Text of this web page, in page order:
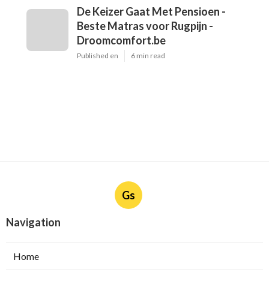
De Keizer Gaat Met Pensioen -
Beste Matras voor Rugpijn -
Droomcomfort.be
Published en 6 min read
Gs
Navigation
Home